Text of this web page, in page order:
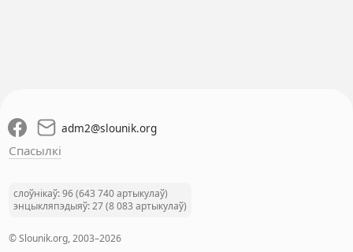
adm2@slounik.org
Спасылкі
слоўнікаў: 96 (643 740 артыкулаў)
энцыкляпэдыяў: 27 (8 083 артыкулаў)
© Slounik.org, 2003–2026